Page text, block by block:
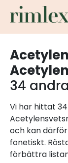
34
Vi har hittat
och kan
fonetiskt.
förbättra